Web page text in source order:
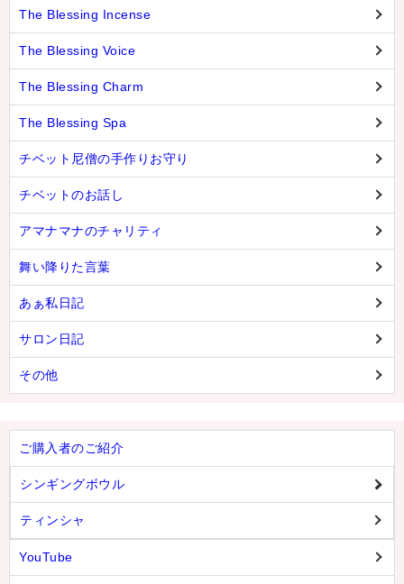
The Blessing Incense
The Blessing Voice
The Blessing Charm
The Blessing Spa
チベット尼僧の手作りお守り
チベットのお話し
アマナマナのチャリティ
舞い降りた言葉
あぁ私日記
サロン日記
その他
ご購入者のご紹介
シンギングボウル
ティンシャ
YouTube